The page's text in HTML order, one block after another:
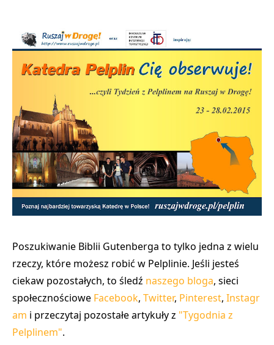
Poszukiwanie Biblii Gutenberga to tylko jedna z wielu
rzeczy, które możesz robić w Pelplinie. Jeśli jesteś
ciekaw pozostałych, to śledź naszego bloga, sieci
społecznościowe Facebook, Twitter, Pinterest, Instagr
am i przeczytaj pozostałe artykuły z "Tygodnia z
Pelplinem".